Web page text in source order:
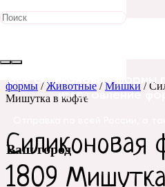
Все силиконовые формы
изготовление
Ваш город
формы / Животные /Мишки /
Мишутка в кофте
1809